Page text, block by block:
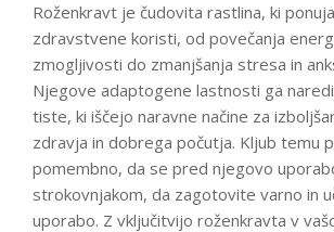
Roženkravt je čudovita rastlina, ki
zdravstvene koristi, od povečanja
zmogljivosti do zmanjšanja stresa in
Njegove adaptogene lastnosti ga
tiste, ki iščejo naravne načine za
zdravja in dobrega počutja. Kljub temu
pomembno, da se pred njegovo
strokovnjakom, da zagotovite varno in
uporabo. Z vključitvijo roženkravta v